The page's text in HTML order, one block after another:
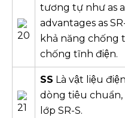
tương tự như as
advantages as
khả năng chống
chống tĩnh điện.
SS Là vật liệu
dòng tiêu
lớp SR-S.